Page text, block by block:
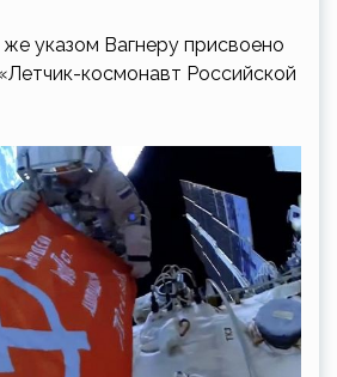
указом Вагнеру присвоено
космонавт Российской